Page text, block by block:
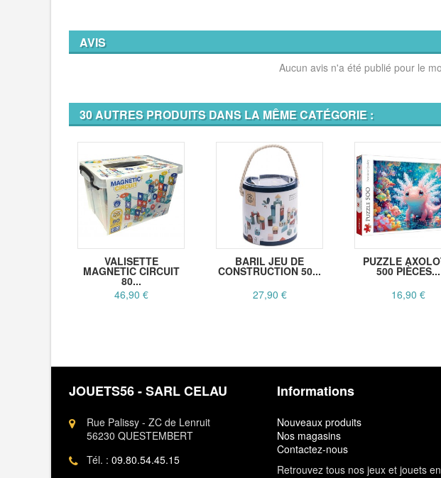
AVIS
Aucun avis n'a été publié pour le
30 AUTRES PRODUITS DANS LA MÊME CATÉGORIE :
VALISETTE
MAGNETIC CIRCUIT
80...
46,90 €
BARIL JEU DE
CONSTRUCTION 50...
27,90 €
PUZZLE
500 PIÈCES...
16,90 €
JOUETS56 - SARL CELAU
Rue Palissy - ZC de Lenruit
56230 QUESTEMBERT
Tél. : 09.80.54.45.15
Informations
Nouveaux produits
Nos magasins
Contactez-nous
Retrouvez tous nos jeux et jouets en